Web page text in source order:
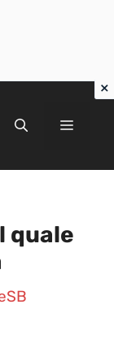
Menu
quale